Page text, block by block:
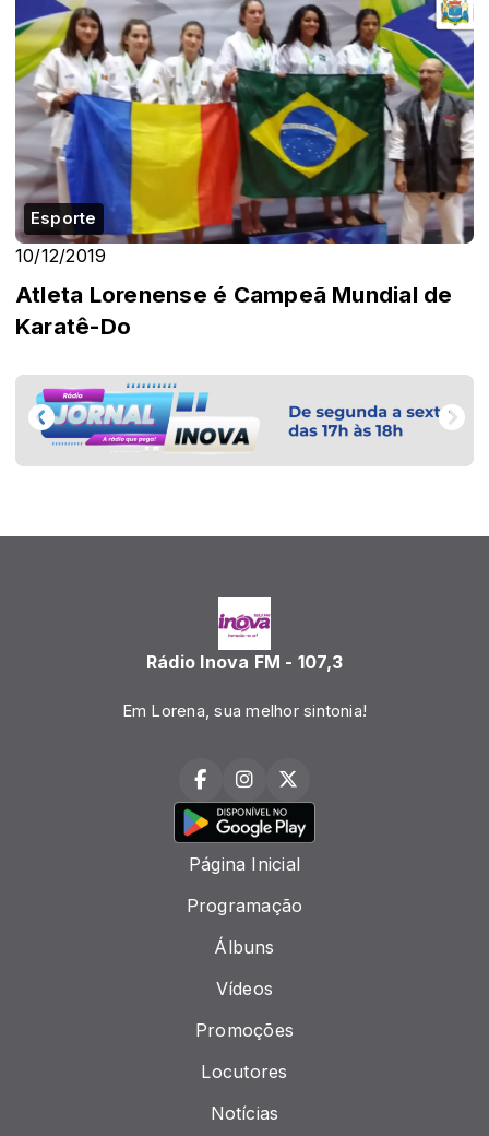
Esporte
10/12/2019
Atleta Lorenense é Campeã Mundial de
Karatê-Do
Rádio Inova FM - 107,3
Em Lorena, sua melhor sintonia!
Página Inicial
Programação
Álbuns
Vídeos
Promoções
Locutores
Notícias